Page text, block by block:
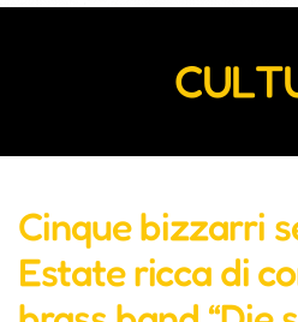
Cinque bizzarri
Estate ricca di